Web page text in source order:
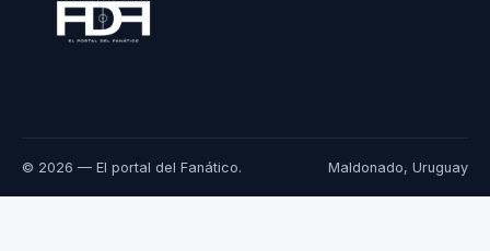
© 2026 — El portal del Fanático. Maldonado, Uruguay